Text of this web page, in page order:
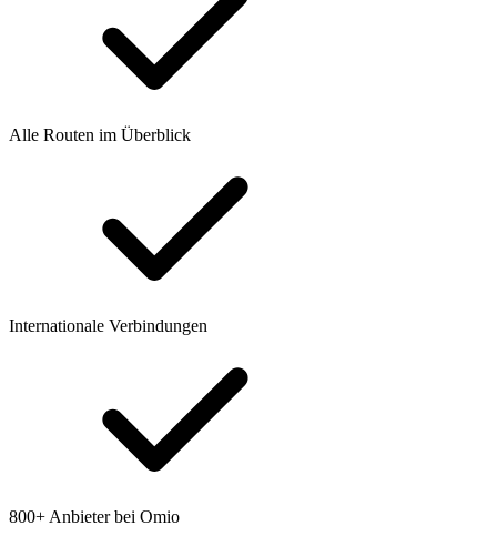
Alle Routen im Überblick
Internationale Verbindungen
800+ Anbieter bei Omio